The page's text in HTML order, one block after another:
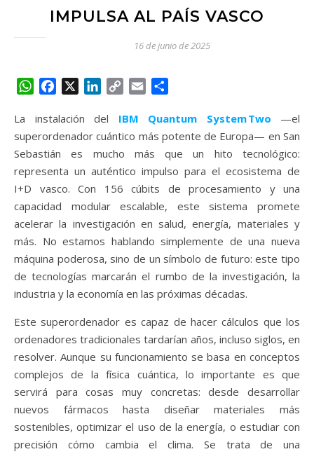
IMPULSA AL PAÍS VASCO
16 de junio de 2025
WhatsApp
Facebook LinkedIn
Copy
Email
La instalación del IBM Quantum System Two —el
superordenador cuántico más potente de Europa— en San
Sebastián es mucho más que un hito tecnológico:
representa un auténtico impulso para el ecosistema de
I+D vasco. Con 156 cúbits de procesamiento y una
capacidad modular escalable, este sistema promete
acelerar la investigación en salud, energía, materiales y
más. No estamos hablando simplemente de una nueva
máquina poderosa, sino de un símbolo de futuro: este tipo
de tecnologías marcarán el rumbo de la investigación, la
industria y la economía en las próximas décadas.
Este superordenador es capaz de hacer cálculos que los
ordenadores tradicionales tardarían años, incluso siglos, en
resolver. Aunque su funcionamiento se basa en conceptos
complejos de la física cuántica, lo importante es que
servirá para cosas muy concretas: desde desarrollar
nuevos fármacos hasta diseñar materiales más
sostenibles, optimizar el uso de la energía, o estudiar con
precisión cómo cambia el clima. Se trata de una